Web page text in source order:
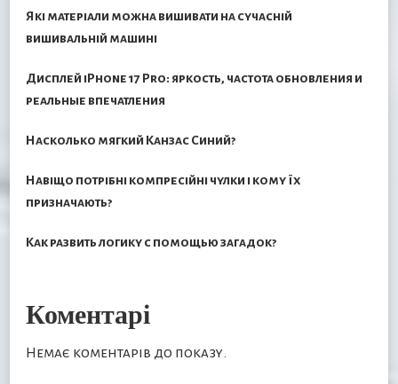
Які матеріали можна вишивати на сучасній
вишивальній машині
Дисплей iPhone 17 Pro: яркость, частота обновления и
реальные впечатления
Насколько мягкий Канзас Синий?
Навіщо потрібні компресійні чулки і кому їх
призначають?
Как развить логику с помощью загадок?
Коментарі
Немає коментарів до показу.